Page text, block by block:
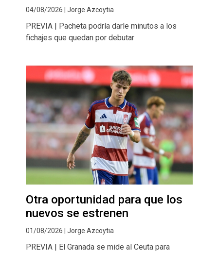
04/08/2026 | Jorge Azcoytia
PREVIA | Pacheta podría darle minutos a los
fichajes que quedan por debutar
Otra oportunidad para que los
nuevos se estrenen
01/08/2026 | Jorge Azcoytia
PREVIA | El Granada se mide al Ceuta para